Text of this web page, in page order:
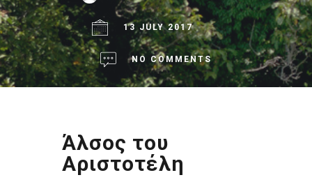
13 JULY 2017
NO COMMENTS
Άλσος του
Αριστοτέλη